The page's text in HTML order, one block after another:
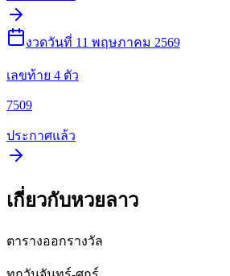
งวดวันที่ 11 พฤษภาคม 2569
เลขท้าย 4 ตัว
7509
ประกาศแล้ว
เกี่ยวกับหวยลาว
ตารางออกรางวัล